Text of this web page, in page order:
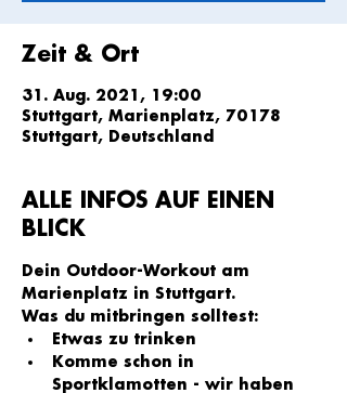
Zeit & Ort
31. Aug. 2021, 19:00
Stuttgart, Marienplatz, 70178
Stuttgart, Deutschland
ALLE INFOS AUF EINEN
BLICK
Dein Outdoor-Workout am
Marienplatz in Stuttgart.
Was du mitbringen solltest:
Etwas zu trinken
Komme schon in
Sportklamotten - wir haben